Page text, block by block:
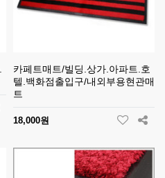
카페트매트/빌딩.상가.아파트.호
텔.백화점출입구/내외부용현관매
트
18,000원